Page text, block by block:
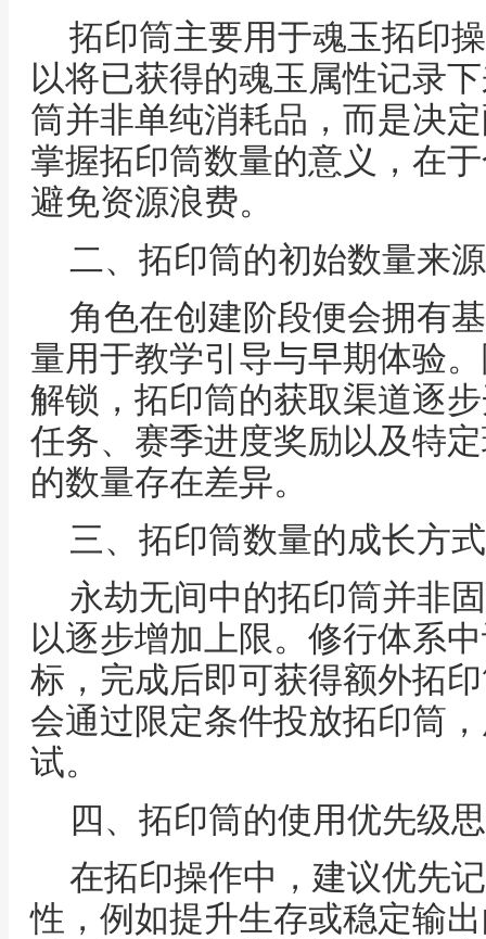
拓印筒主要用于魂玉拓印
以将已获得的魂玉属性记录
筒并非单纯消耗品，而是决
掌握拓印筒数量的意义，在
避免资源浪费。
二、拓印筒的初始数量来源
角色在创建阶段便会拥有
量用于教学引导与早期体验
解锁，拓印筒的获取渠道逐
任务、赛季进度奖励以及特
的数量存在差异。
三、拓印筒数量的成长方式
永劫无间中的拓印筒并非
以逐步增加上限。修行体系
标，完成后即可获得额外拓
会通过限定条件投放拓印筒
试。
四、拓印筒的使用优先级
在拓印操作中，建议优先
性，例如提升生存或稳定输